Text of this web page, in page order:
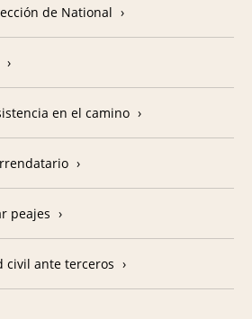
de National
en el camino
peajes
civil ante terceros